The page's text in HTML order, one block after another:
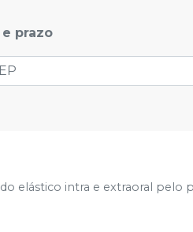
prazo
elástico intra e extraoral pelo